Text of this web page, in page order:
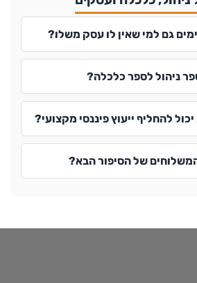
גם למי שאין לו עסק משלו?
ניהול לספר כלכלה?
להחליף ייעוץ פיננסי מקצועי?
של הסיפור הבא?